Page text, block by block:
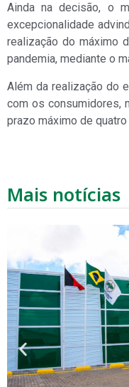
Ainda na decisão, o
excepcionalidade
realização do máximo
pandemia, mediante o
Além da realização do
com os consumidores,
prazo máximo de
Mais notícias